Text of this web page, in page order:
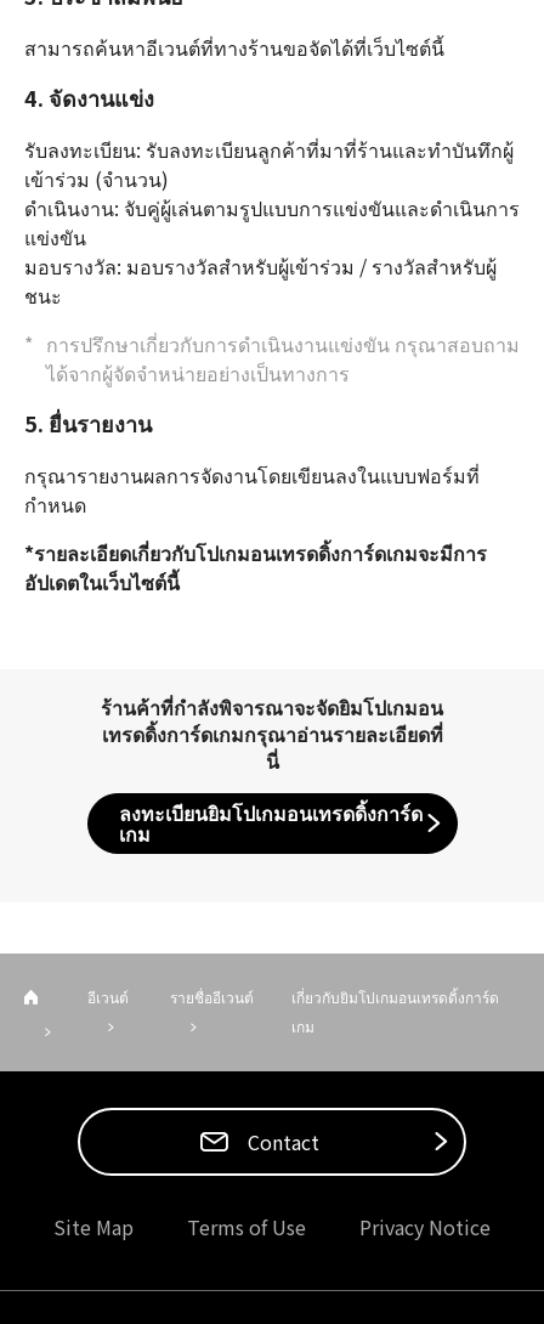
สามารถค้นหาอีเวนต์ที่ทางร้านขอจัดได้ที่เว็บไซต์นี้
4. จัดงานแข่ง
รับลงทะเบียน: รับลงทะเบียนลูกค้าที่มาที่ร้านและทำบันทึกผู้
เข้าร่วม (จำนวน)
ดำเนินงาน: จับคู่ผู้เล่นตามรูปแบบการแข่งขันและดำเนินการ
แข่งขัน
มอบรางวัล: มอบรางวัลสำหรับผู้เข้าร่วม / รางวัลสำหรับผู้
ชนะ
การปรึกษาเกี่ยวกับการดำเนินงานแข่งขัน กรุณาสอบถาม
ได้จากผู้จัดจำหน่ายอย่างเป็นทางการ
5. ยื่นรายงาน
กรุณารายงานผลการจัดงานโดยเขียนลงในแบบฟอร์มที่
กำหนด
*รายละเอียดเกี่ยวกับโปเกมอนเทรดดิ้งการ์ดเกมจะมีการ
อัปเดตในเว็บไซต์นี้
ร้านค้าที่กำลังพิจารณาจะจัดยิมโปเกมอน
เทรดดิ้งการ์ดเกมกรุณาอ่านรายละเอียดที่
นี่
ลงทะเบียนยิมโปเกมอนเทรดดิ้งการ์ด
เกม
อีเวนต์ รายชื่ออีเวนต์
เกี่ยวกับยิมโปเกมอนเทรดดิ้งการ์ด
เกม
Contact
Site Map Terms of Use Privacy Notice